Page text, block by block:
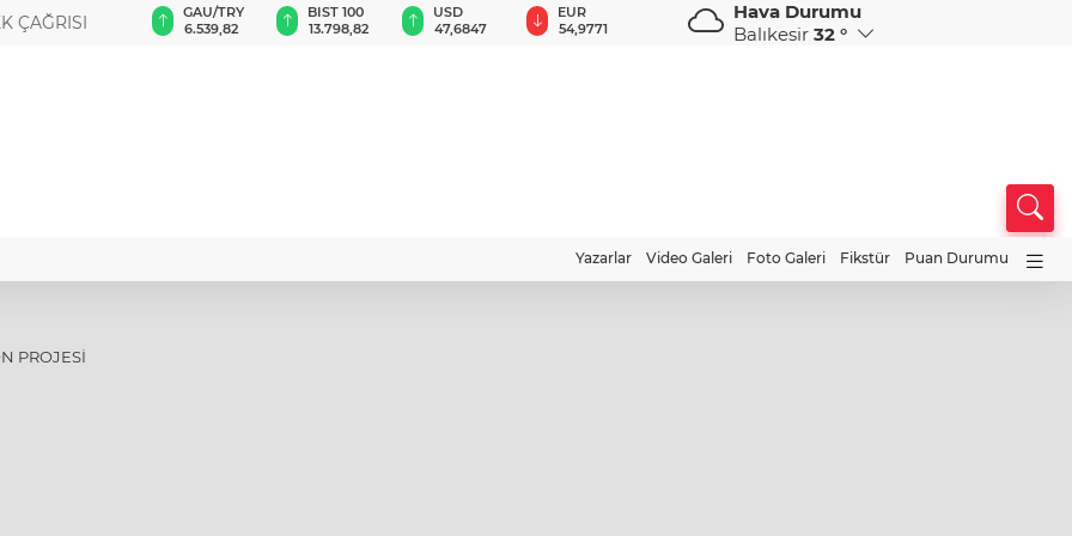
başkanı
GAU/TRY
6.539,82
BIST 100
13.798,82
USD
47,6847
EUR
54,9771
GBP
64,1968
CHF
58,6693
CAD
34,0107
Hava Durumu
Balıkesir 32 °
Yazarlar Video Galeri Foto Galeri Fikstür Puan Durumu
PROJESİ